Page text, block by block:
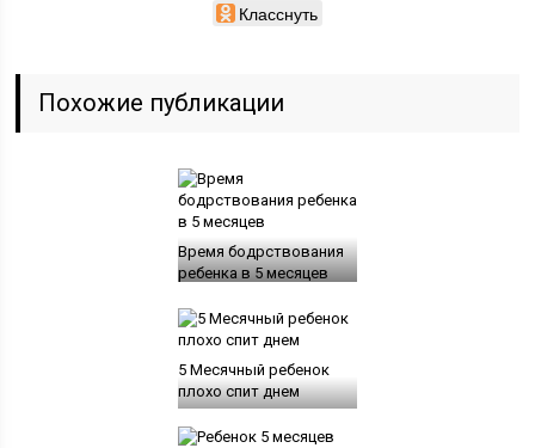
Класснуть
Похожие публикации
Время бодрствования
ребенка в 5 месяцев
5 Месячный ребенок
плохо спит днем